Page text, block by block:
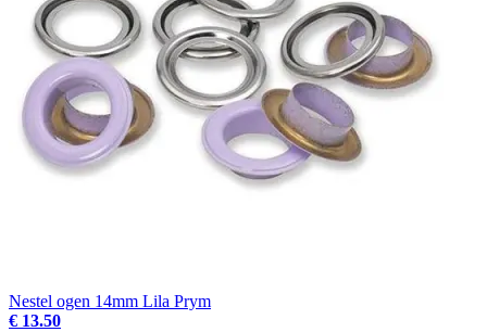
Nestel ogen 14mm Lila Prym
€ 13.50